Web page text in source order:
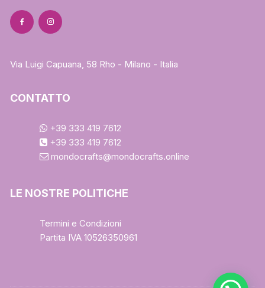
Via Luigi Capuana, 58 Rho - Milano - Italia
CONTATTO
+39 333 419 7612
+39 333 419 7612
mondocrafts@mondocrafts.online
LE NOSTRE POLITICHE
Termini e Condizioni
Partita IVA 10526350961